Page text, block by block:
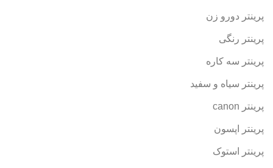
پرینتر دورو زن
پرینتر رنگی
پرینتر سه کاره
پرینتر سیاه و سفید
پرینتر canon
پرینتر اپسون
پرینتر استوک